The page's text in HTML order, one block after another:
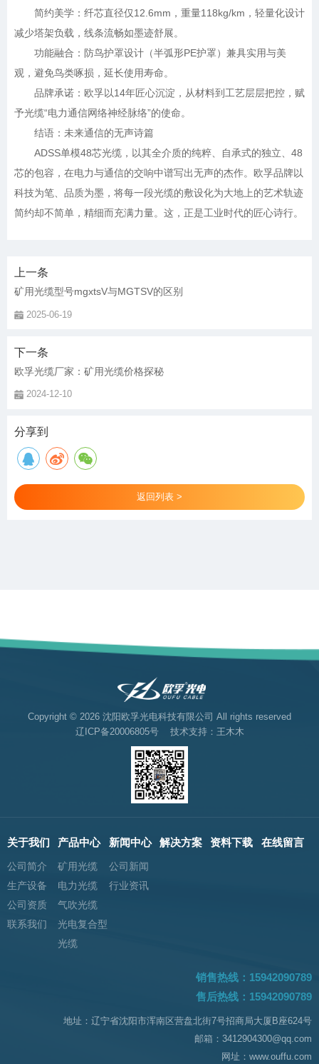
简约美学：纤芯直径仅12.6mm，重量118kg/km，轻量化设计
减少塔架负载，线条流畅如墨迹舒展。
功能融合：防鸟护罩设计（半弧形PE护罩）兼具实用与美
观，避免鸟类啄损，延长使用寿命。
品牌承诺：欧孚以14年匠心沉淀，从材料到工艺层层把控，赋
予光缆“电力通信网络神经脉络”的使命。
结语：未来通信的无声诗篇
ADSS单模48芯光缆，以其全介质的纯粹、自承式的独立、48
芯的包容，在电力与通信的交响中谱写出无声的杰作。欧孚品牌以
科技为笔、品质为墨，将每一段光缆的敷设化为大地上的艺术轨迹
简约却不简单，精细而充满力量。这，正是工业时代的匠心诗行。
上一条
矿用光缆型号mgxtsV与MGTSV的区别
2025-06-19
下一条
欧孚光缆厂家：矿用光缆价格探秘
2024-12-10
分享到
返回列表 >
Copyright © 2026 沈阳欧孚光电科技有限公司 All rights reserved
辽ICP备20006805号技术支持：王木木
关于我们
公司简介
生产设备
公司资质
联系我们
产品中心
矿用光缆
电力光缆
气吹光缆
光电复合型
光缆
新闻中心
公司新闻
行业资讯
解决方案 资料下载 在线留言
销售热线：15942090789
售后热线：15942090789
地址：辽宁省沈阳市浑南区营盘北街7号招商局大厦B座624号
邮箱：3412904300@qq.com
网址：www.ouffu.com